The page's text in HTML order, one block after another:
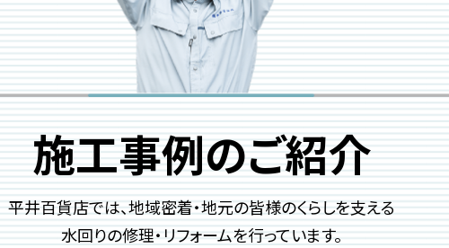
施工事例のご紹介
平井百貨店では、地域密着・地元の皆様のくらしを支える
水回りの修理・リフォームを行っています。